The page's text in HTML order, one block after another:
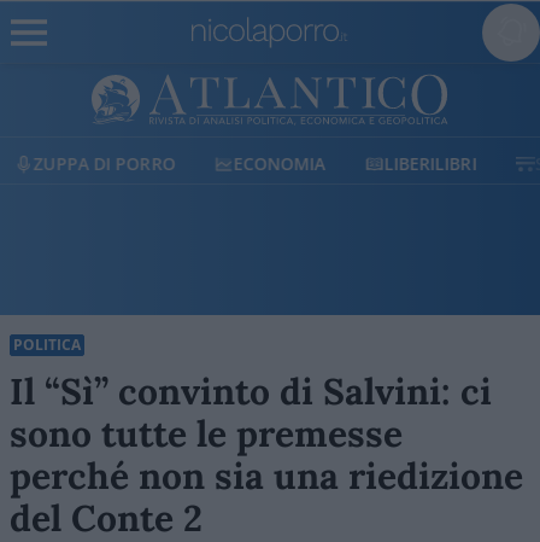
ECONOMIA LIBERILIBRI SHOP SOSTIENICI
POLITICA
Il “Sì” convinto di Salvini: ci
sono tutte le premesse
perché non sia una riedizione
del Conte 2